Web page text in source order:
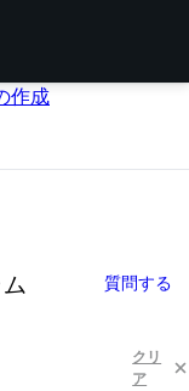
作成
質問する
クリ
ア